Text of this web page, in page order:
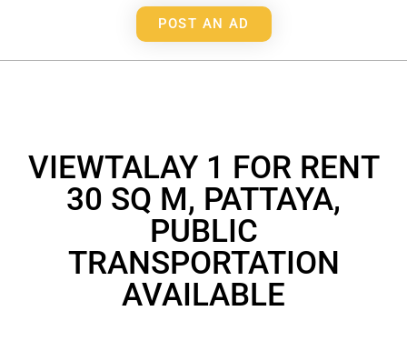
POST AN AD
VIEWTALAY 1 FOR RENT
30 SQ M, PATTAYA,
PUBLIC
TRANSPORTATION
AVAILABLE